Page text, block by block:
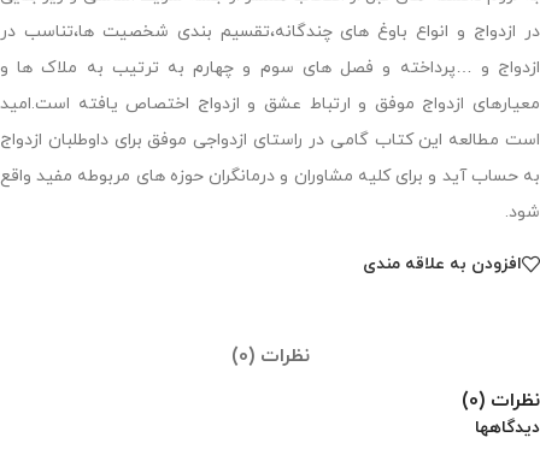
در ازدواج و انواع باوغ های چندگانه،تقسیم بندی شخصیت ها،تناسب در
ازدواج و …پرداخته و فصل های سوم و چهارم به ترتیب به ملاک ها و
معیارهای ازدواج موفق و ارتباط عشق و ازدواج اختصاص یافته است.امید
است مطالعه این کتاب گامی در راستای ازدواجی موفق برای داوطلبان ازدواج
به حساب آید و برای کلیه مشاوران و درمانگران حوزه های مربوطه مفید واقع
شود.
افزودن به علاقه مندی
نظرات (0)
نظرات (0)
دیدگاهها